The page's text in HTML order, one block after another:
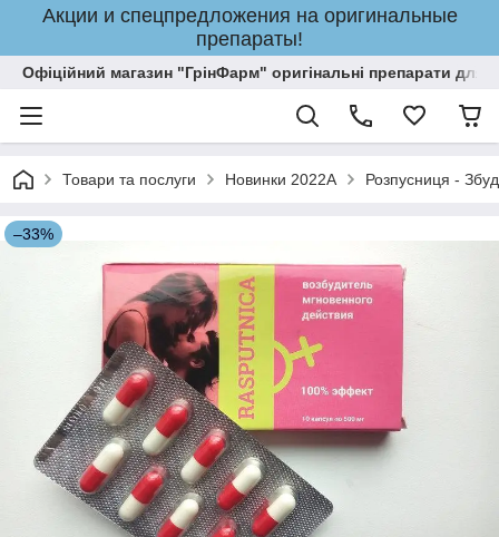
Акции и спецпредложения на оригинальные
препараты!
Офіційний магазин "ГрінФарм" оригінальні препарати для
Товари та послуги Новинки 2022A Розпусниця -
–33%